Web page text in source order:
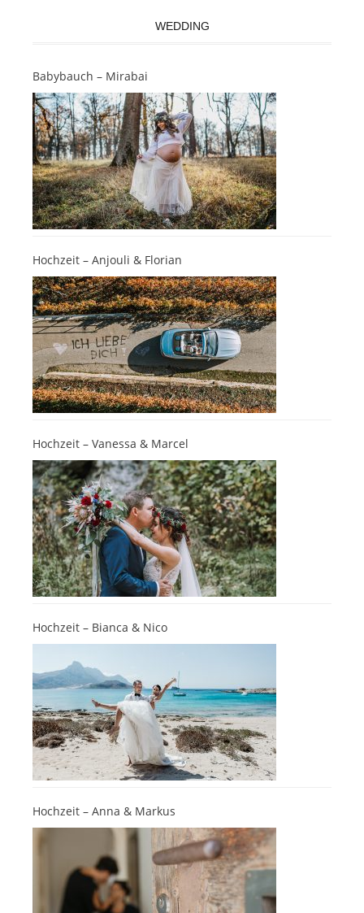
WEDDING
Babybauch – Mirabai
Hochzeit – Anjouli & Florian
Hochzeit – Vanessa & Marcel
Hochzeit – Bianca & Nico
Hochzeit – Anna & Markus